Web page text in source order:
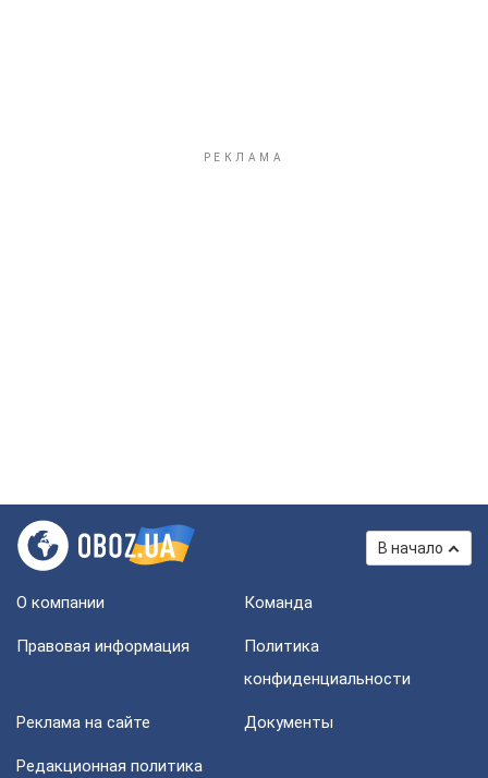
В начало
О компании Команда
Правовая информация
Политика
конфиденциальности
Реклама на сайте Документы
Редакционная политика